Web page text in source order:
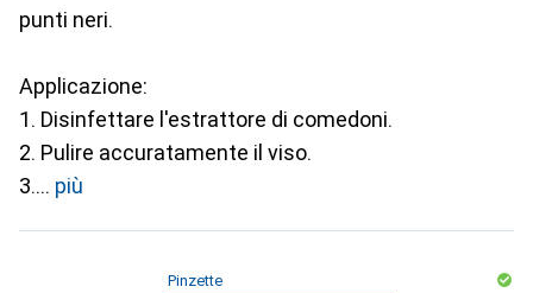
punti neri.
Applicazione:
1. Disinfettare l'estrattore di comedoni.
2. Pulire accuratamente il viso.
3.
più
Pinzette